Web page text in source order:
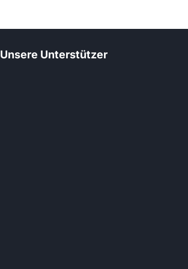
Unsere Unterstützer